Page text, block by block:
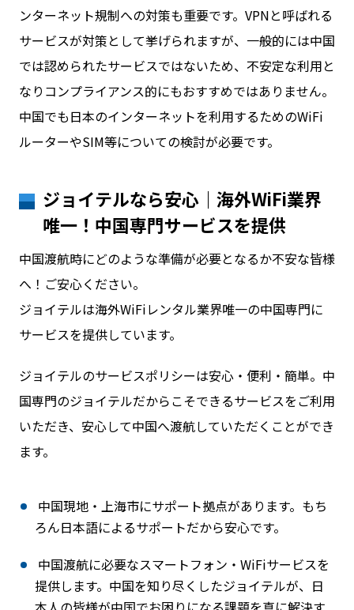
ンターネット規制への対策も重要です。VPNと呼ばれる
サービスが対策として挙げられますが、一般的には中国
では認められたサービスではないため、不安定な利用と
なりコンプライアンス的にもおすすめではありません。
中国でも日本のインターネットを利用するためのWiFi
ルーターやSIM等についての検討が必要です。
ジョイテルなら安心｜海外WiFi業界
唯一！中国専門サービスを提供
中国渡航時にどのような準備が必要となるか不安な皆様
へ！ご安心ください。
ジョイテルは海外WiFiレンタル業界唯一の中国専門に
サービスを提供しています。
ジョイテルのサービスポリシーは安心・便利・簡単。中
国専門のジョイテルだからこそできるサービスをご利用
いただき、安心して中国へ渡航していただくことができ
ます。
中国現地・上海市にサポート拠点があります。もち
ろん日本語によるサポートだから安心です。
中国渡航に必要なスマートフォン・WiFiサービスを
提供します。中国を知り尽くしたジョイテルが、日